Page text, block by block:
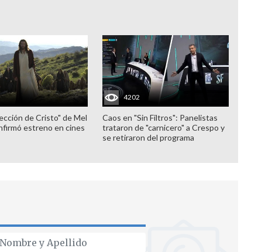
de Cristo" de Mel
estreno en cines
4202
Caos en "Sin Filtros": Panelistas
trataron de "carnicero" a Crespo y
se retiraron del programa